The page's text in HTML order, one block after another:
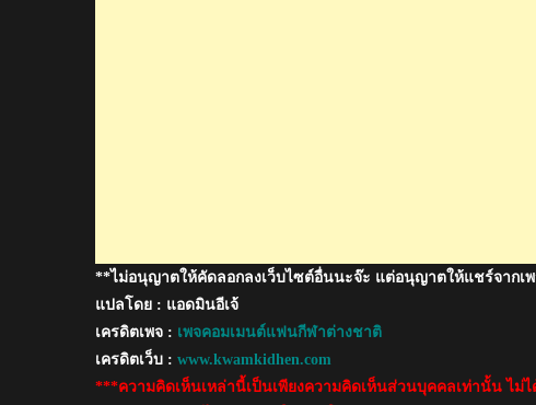
ท้อง
**ไม่อนุญาตให้คัดลอกลงเว็บไซต์อื่นนะจ๊ะ แต่อนุญาตให้แชร์จากเ
แปลโดย : แอดมินอีเจ้
เครดิตเพจ : เพจคอมเมนต์แฟนกีฬาต่างชาติ
เครดิตเว็บ : www.kwamkidhen.com
***ความคิดเห็นเหล่านี้เป็นเพียงความคิดเห็นส่วนบุคคลเท่านั้น ไม่